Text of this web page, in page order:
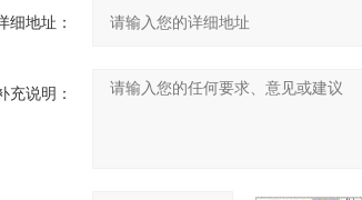
细地址：
充说明：